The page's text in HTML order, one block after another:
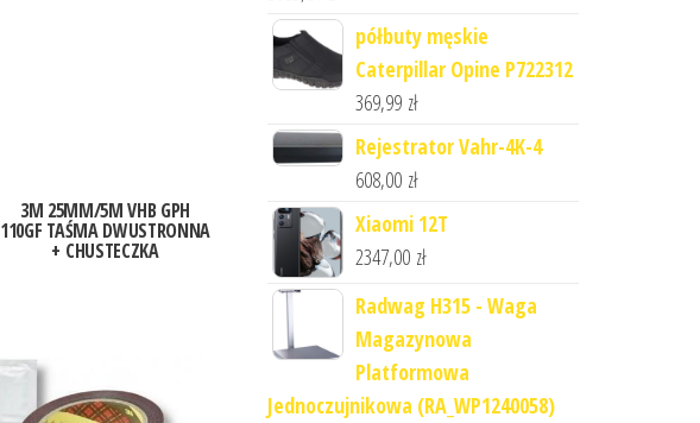
3M 25MM/5M VHB GPH
110GF TAŚMA DWUSTRONNA
+ CHUSTECZKA
półbuty męskie
Caterpillar Opine P722312
369,99 zł
Rejestrator Vahr-4K-4
608,00 zł
Xiaomi 12T
2347,00 zł
Radwag H315 - Waga
Magazynowa
Platformowa
Jednoczujnikowa (RA_WP1240058)